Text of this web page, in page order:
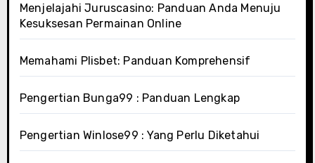
Menjelajahi Juruscasino: Panduan Anda Menuju
Kesuksesan Permainan Online
Memahami Plisbet: Panduan Komprehensif
Pengertian Bunga99 : Panduan Lengkap
Pengertian Winlose99 : Yang Perlu Diketahui